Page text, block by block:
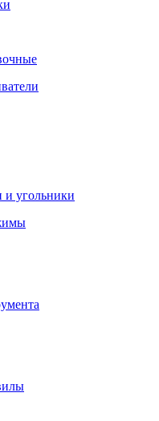
и угольники